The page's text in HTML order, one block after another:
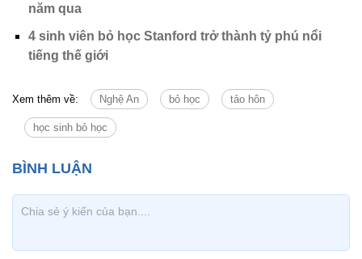
năm qua
4 sinh viên bỏ học Stanford trở thành tỷ phú nổi
tiếng thế giới
Xem thêm về: Nghệ An bỏ học tảo hôn
học sinh bỏ học